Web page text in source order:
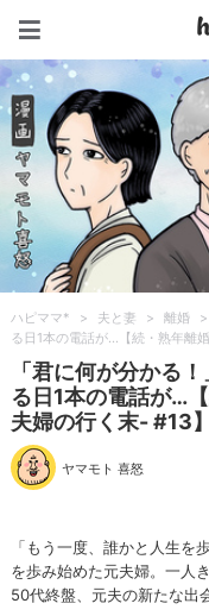
ハピママ* > 夫と妻 > 離婚 >
る日1本の電話が…【続・熟年離
「君に何が分かる
る日1本の電話が…
夫婦の行く末- #13】
ヤマモト 喜怒
「もう一度、誰かと人生
を歩み始めた元夫婦。一人
50代終盤、元夫の新たな出